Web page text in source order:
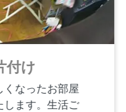
付け
くなったお部屋
します。生活ご